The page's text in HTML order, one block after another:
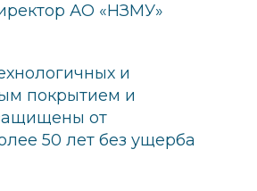
АО «НЗМУ»
и
покрытием и
от
50 лет без ущерба